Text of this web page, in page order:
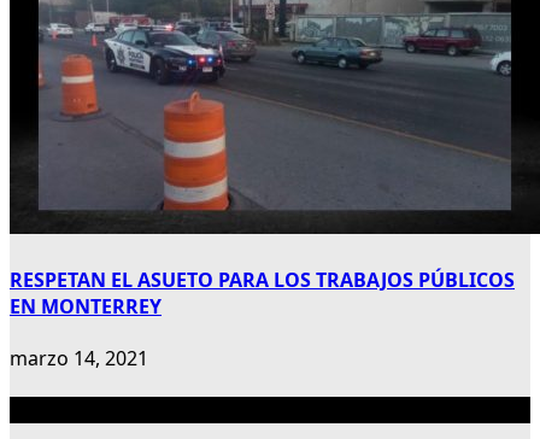
RESPETAN EL ASUETO PARA LOS TRABAJOS PÚBLICOS
EN MONTERREY
marzo 14, 2021